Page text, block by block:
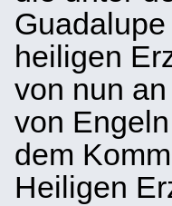
heiligen
von nun
von
dem
Heiligen